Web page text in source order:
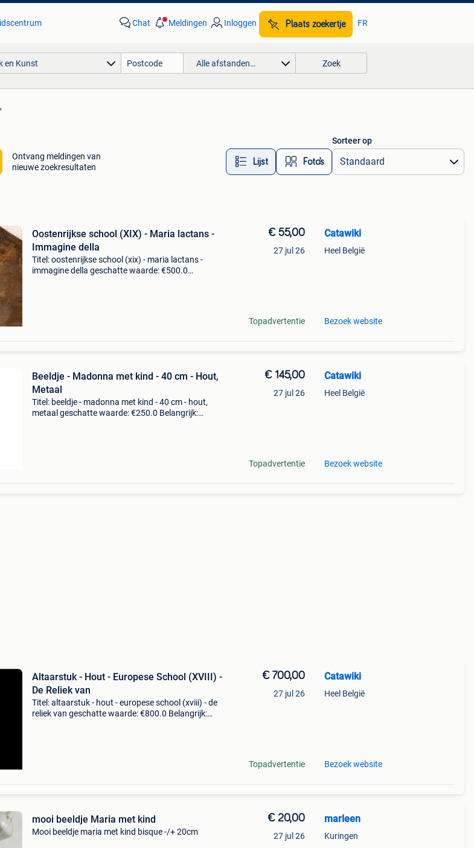
Chat Meldingen Inloggen Plaats zoekertje FR
en Kunst Alle afstanden… Zoek
Ontvang meldingen van
nieuwe zoekresultaten
Lijst Foto’s
Sorteer op
Oostenrijkse school (XIX) - Maria lactans -
Immagine della
Titel: oostenrijkse school (xix) - maria lactans -
immagine della geschatte waarde: €500.0
€ 55,00
27 jul 26
Topadvertentie
Catawiki
Heel België
Bezoek website
Beeldje - Madonna met kind - 40 cm - Hout,
Metaal
Titel: beeldje - madonna met kind - 40 cm - hout,
metaal geschatte waarde: €250.0 Belangrijk:
€ 145,00
27 jul 26
Topadvertentie
Catawiki
Heel België
Bezoek website
Altaarstuk - Hout - Europese School (XVIII) -
De Reliek van
Titel: altaarstuk - hout - europese school (xviii) - de
reliek van geschatte waarde: €800.0 Belangrijk:
€ 700,00
27 jul 26
Topadvertentie
Catawiki
Heel België
Bezoek website
mooi beeldje Maria met kind
Mooi beeldje maria met kind bisque -/+ 20cm
€ 20,00
27 jul 26
marleen
Kuringen